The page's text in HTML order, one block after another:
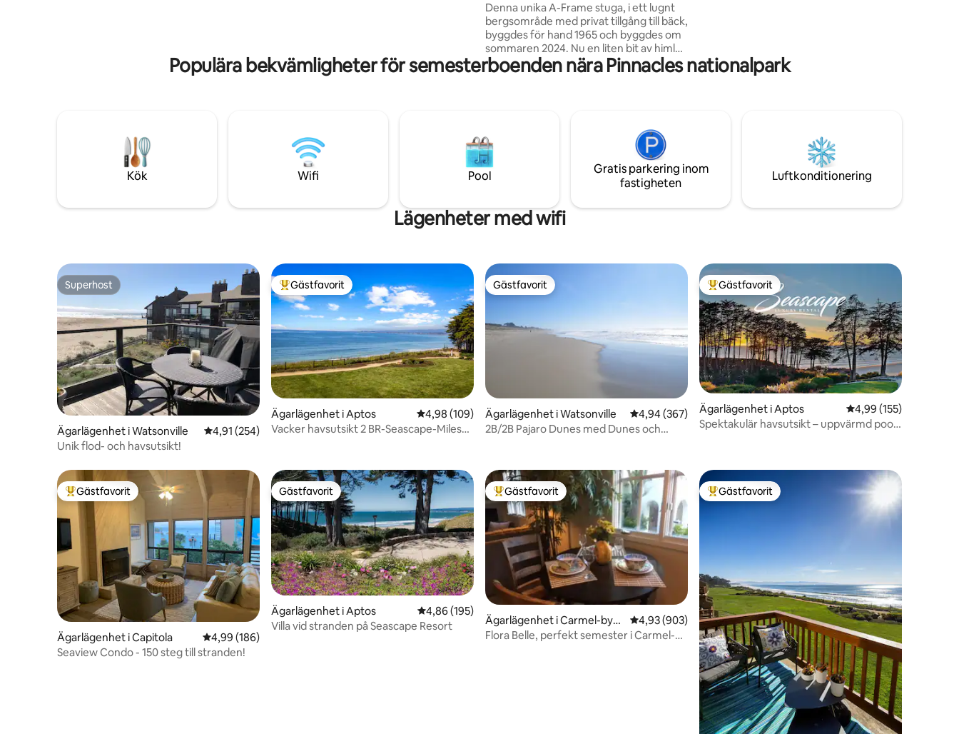
används av vår gäst för att beskriva sin
vistelse hos oss. Kom bort och koppla ur
vingården, njut med vin medan du ser
druvor växa! Denna underbara villa är
Denna unika A-Frame stuga, i ett lugnt
bergsområde med privat tillgång till bäck,
byggdes för hand 1965 och byggdes om
sommaren 2024. Nu en liten bit av himlen
på bäcken i redwoods. *5-10 minuter till
Henry Cowell Redwoods State Park,
strandpromenad. *1 minut till Zayante
Creek Market (laddare för elbil) Hitta oss
på sociala medier: Insta
@SantaCruzAFrame
att koppla av och koppla av. Observera
att stugan ligger på en enkelriktad, blåsig
Populära bekvämligheter för semesterboenden nära Pinnacles nationalpark
Kök Wifi Pool
Gratis parkering inom
fastigheten
Luftkonditionering
Lägenheter med wifi
Superhost
Superhost
Ägarlägenhet i Watsonville 4,91 av 5 i genomsnittligt betyg, 254 omdömen
4,91 (254)
Unik flod- och havsutsikt!
Populär gästfavorit
Gästfavorit
Ägarlägenhet i Aptos 4,98 av 5 i genomsnittligt betyg, 109 omdömen
4,98 (109)
Vacker havsutsikt 2 BR-Seascape-Miles
Gästfavorit
Gästfavorit
Ägarlägenhet i Watsonville 4,94 av 5 i genomsnittligt betyg, 367 omdömen
4,94 (367)
2B/2B Pajaro Dunes med Dunes och
Populär gästfavorit
Gästfavorit
Ägarlägenhet i Aptos 4,99 av 5 i
4,99 (155)
Spektakulär havsutsikt – uppvärmd pool
Populär gästfavorit
Gästfavorit
Ägarlägenhet i Capitola 4,99 av 5 i genomsnittligt betyg, 186 omdömen
4,99 (186)
Seaview Condo - 150 steg till stranden!
Gästfavorit
Gästfavorit
Ägarlägenhet i Aptos 4,86 av 5 i genomsnittligt betyg, 195 omdömen
4,86 (195)
Villa vid stranden på Seascape Resort
Populär gästfavorit
Gästfavorit
Ägarlägenhet i Carmel-by-t
he-Sea
4,93 av 5 i genomsnittligt betyg, 903 omdömen
4,93 (903)
Flora Belle, perfekt semester i Carmel-
Populär gästfavorit
Gästfavorit